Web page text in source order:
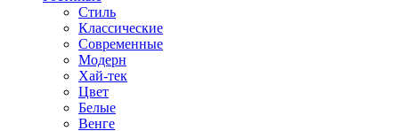
Стиль
Классические
Современные
Модерн
Хай-тек
Цвет
Белые
Венге